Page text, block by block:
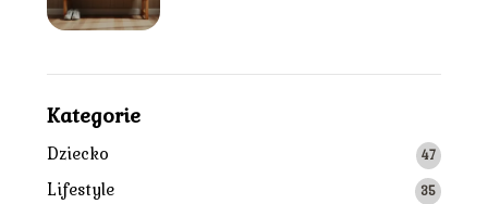
Kategorie
Dziecko 47
Lifestyle 35